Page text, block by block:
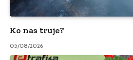
Ko nas truje?
05/08/2026